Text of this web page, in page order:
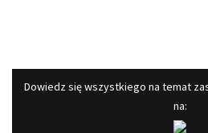
​Dowiedz się wszystkiego na temat
na: